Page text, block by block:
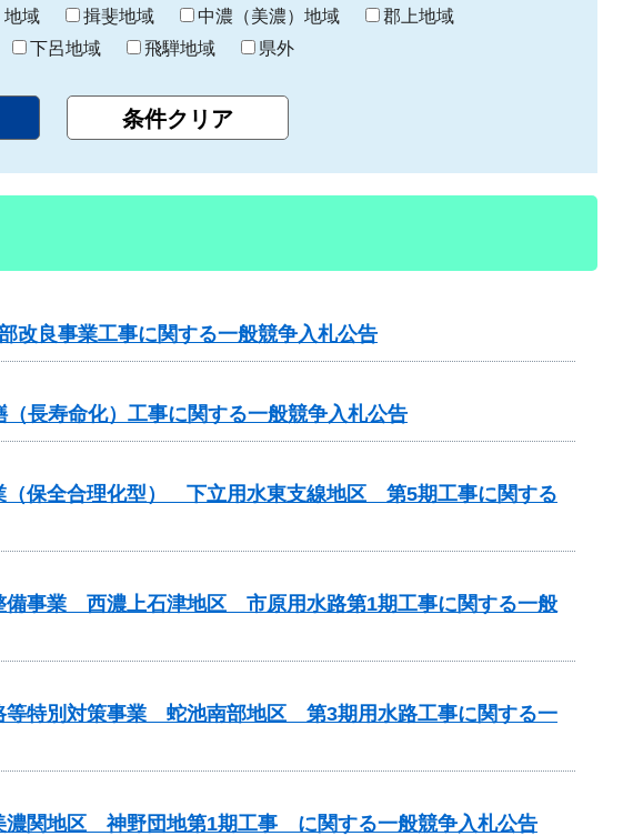
地域 揖斐地域 中濃（美濃）地域
郡上地域
下呂地域 飛騨地域 県外
改良事業工事に関する一般競争入札公告
長寿命化）工事に関する一般競争入札公告
（保全合理化型） 下立用水東支線地区 第5期工事に関する
備事業 西濃上石津地区 市原用水路第1期工事に関する一般
等特別対策事業 蛇池南部地区 第3期用水路工事に関する一
濃関地区 神野団地第1期工事 に関する一般競争入札公告